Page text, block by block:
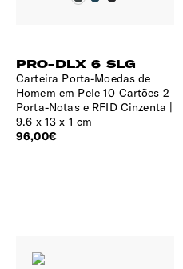
PRO-DLX 6 SLG
Carteira Porta-Moedas de
Homem em Pele 10 Cartões 2
Porta-Notas e RFID Cinzenta
9.6 x 13 x 1 cm
96,00€